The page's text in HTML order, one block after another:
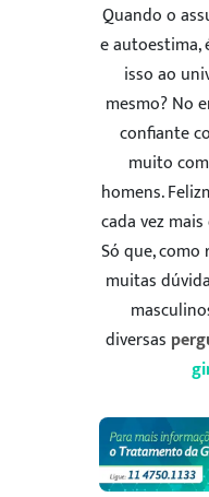
Quando o
e autoestima,
isso ao
mesmo? No
confiante
muito
homens.
cada vez
Só que,
muitas
diversas